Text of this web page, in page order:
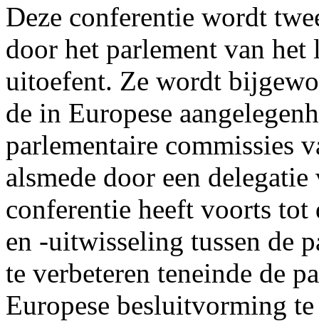
Deze conferentie wordt
door het parlement van
uitoefent. Ze wordt
de in Europese
parlementaire commissies
alsmede door een
conferentie heeft voorts
en -uitwisseling tussen de
te verbeteren teneinde de
Europese besluitvorming